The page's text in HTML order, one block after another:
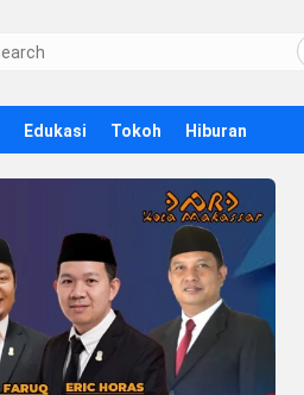
Edukasi Tokoh Hiburan